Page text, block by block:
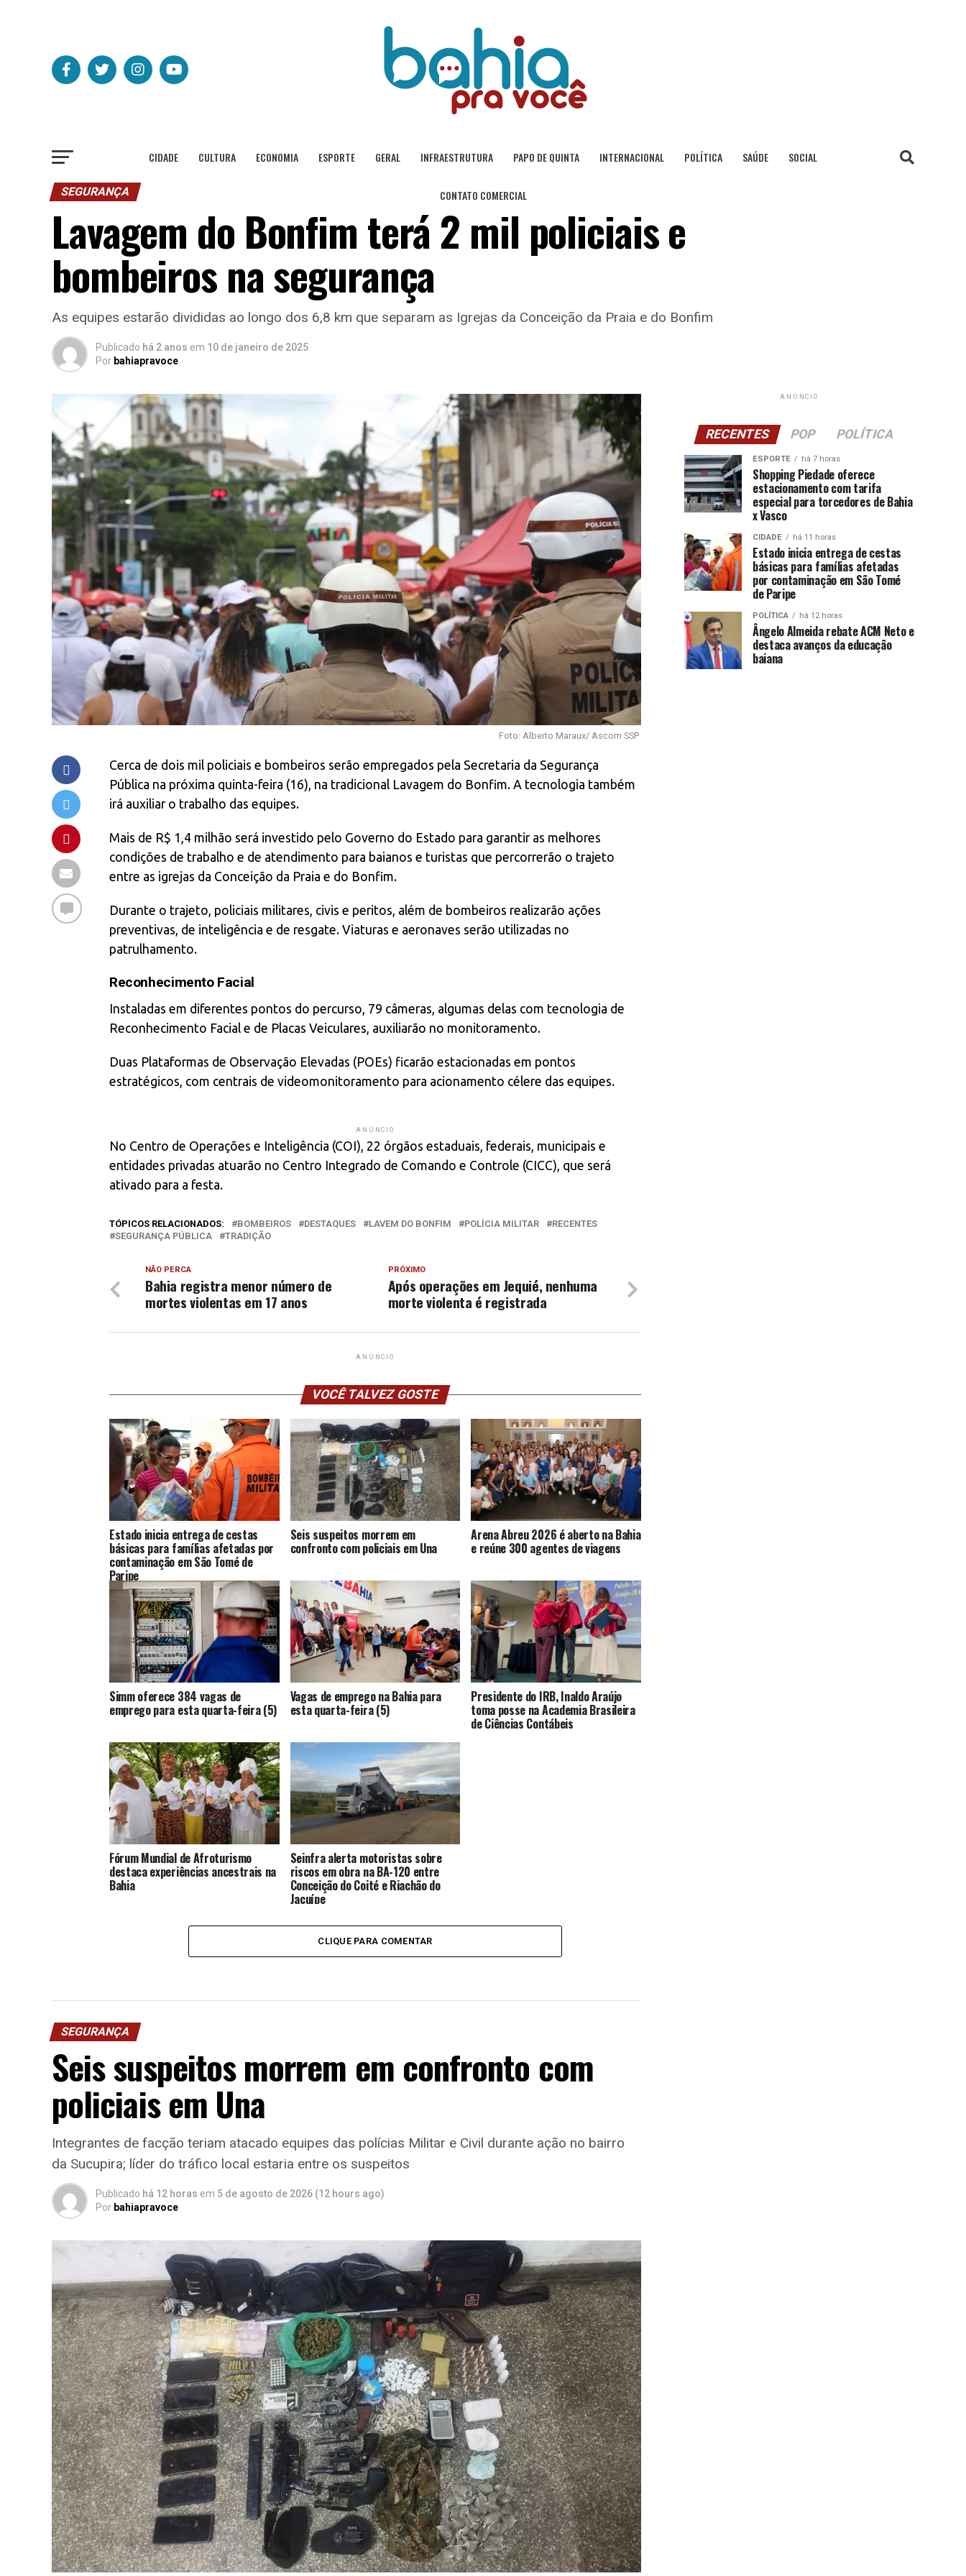
CIDADE CULTURA ECONOMIA ESPORTE GERAL INFRAESTRUTURA PAPO DE QUINTA INTERNACIONAL POLÍTICA SAÚDE SOCIAL
CONTATO COMERCIAL
SEGURANÇA
Lavagem do Bonfim terá 2 mil policiais e
bombeiros na segurança
As equipes estarão divididas ao longo dos 6,8 km que separam as Igrejas da Conceição da Praia e do Bonfim
Publicado há 2 anos em 10 de janeiro de 2025
Por bahiapravoce
Foto: Alberto Maraux/ Ascom SSP
Cerca de dois mil policiais e bombeiros serão empregados pela Secretaria da Segurança
Pública na próxima quinta-feira (16), na tradicional Lavagem do Bonfim. A tecnologia também
irá auxiliar o trabalho das equipes.
Mais de R$ 1,4 milhão será investido pelo Governo do Estado para garantir as melhores
condições de trabalho e de atendimento para baianos e turistas que percorrerão o trajeto
entre as igrejas da Conceição da Praia e do Bonfim.
Durante o trajeto, policiais militares, civis e peritos, além de bombeiros realizarão ações
preventivas, de inteligência e de resgate. Viaturas e aeronaves serão utilizadas no
patrulhamento.
Reconhecimento Facial
Instaladas em diferentes pontos do percurso, 79 câmeras, algumas delas com tecnologia de
Reconhecimento Facial e de Placas Veiculares, auxiliarão no monitoramento.
Duas Plataformas de Observação Elevadas (POEs) ficarão estacionadas em pontos
estratégicos, com centrais de videomonitoramento para acionamento célere das equipes.
ANÚNCIO
No Centro de Operações e Inteligência (COI), 22 órgãos estaduais, federais, municipais e
entidades privadas atuarão no Centro Integrado de Comando e Controle (CICC), que será
ativado para a festa.
TÓPICOS RELACIONADOS: BOMBEIROS DESTAQUES LAVEM DO BONFIM POLÍCIA MILITAR
RECENTES
SEGURANÇA PÚBLICA
TRADIÇÃO
PRÓXIMO
Após operações em Jequié, nenhuma
morte violenta é registrada
NÃO PERCA
Bahia registra menor número de
mortes violentas em 17 anos
ANÚNCIO
VOCÊ TALVEZ GOSTE
Estado inicia entrega de cestas
básicas para famílias afetadas por
contaminação em São Tomé de
Paripe
Seis suspeitos morrem em
confronto com policiais em Una
Arena Abreu 2026 é aberto na Bahia
e reúne 300 agentes de viagens
Simm oferece 384 vagas de
emprego para esta quarta-feira (5)
Vagas de emprego na Bahia para
esta quarta-feira (5)
Presidente do IRB, Inaldo Araújo
toma posse na Academia Brasileira
de Ciências Contábeis
Fórum Mundial de Afroturismo
destaca experiências ancestrais na
Bahia
Seinfra alerta motoristas sobre
riscos em obra na BA-120 entre
Conceição do Coité e Riachão do
Jacuípe
CLIQUE PARA COMENTAR
SEGURANÇA
Seis suspeitos morrem em confronto com
policiais em Una
Integrantes de facção teriam atacado equipes das polícias Militar e Civil durante ação no bairro
da Sucupira; líder do tráfico local estaria entre os suspeitos
Publicado há 12 horas em 5 de agosto de 2026 (12 hours ago)
Por bahiapravoce
ANÚNCIO
RECENTES POP POLÍTICA
ESPORTE há 7 horas
Shopping Piedade oferece
estacionamento com tarifa
especial para torcedores de Bahia
x Vasco
CIDADE há 11 horas
Estado inicia entrega de cestas
básicas para famílias afetadas
por contaminação em São Tomé
de Paripe
POLÍTICA há 12 horas
Ângelo Almeida rebate ACM Neto e
destaca avanços da educação
baiana